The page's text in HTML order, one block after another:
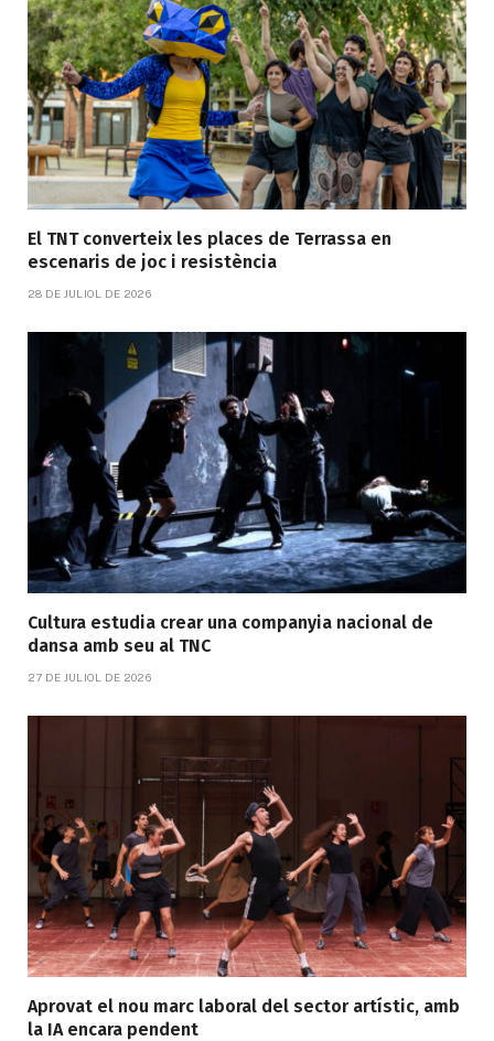
El TNT converteix les places de Terrassa en
escenaris de joc i resistència
28 DE JULIOL DE 2026
Cultura estudia crear una companyia nacional de
dansa amb seu al TNC
27 DE JULIOL DE 2026
Aprovat el nou marc laboral del sector artístic, amb
la IA encara pendent